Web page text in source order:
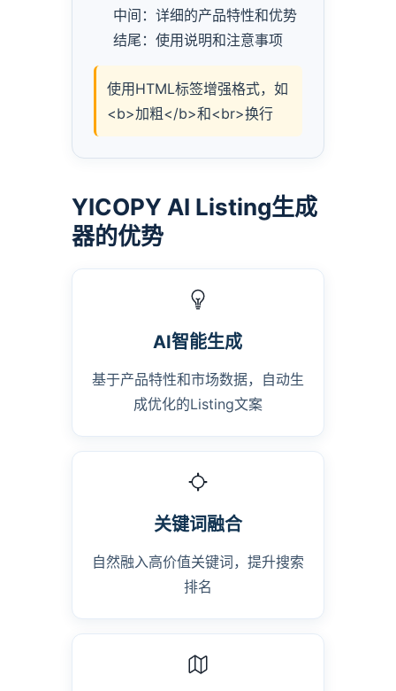
中间：详细的产品特性和优势
结尾：使用说明和注意事项
使用HTML标签增强格式，如
<b>加粗</b>和<br>换行
YICOPY AI Listing生成
器的优势
AI智能生成
基于产品特性和市场数据，自动生
成优化的Listing文案
关键词融合
自然融入高价值关键词，提升搜索
排名